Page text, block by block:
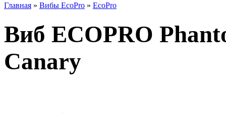
Главная » Вибы EcoPro » EcoPro
Виб ECOPRO
Canary